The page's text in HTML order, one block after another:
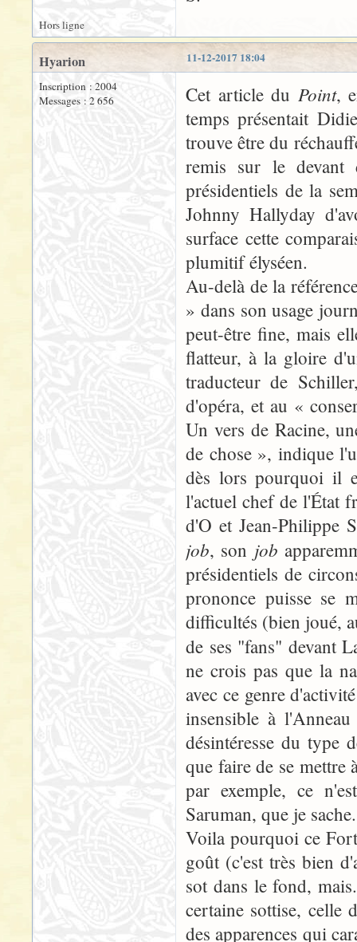
Hors ligne
11-12-2017 18:04
Hyarion
Inscription : 2004
Messages : 2 656
Cet article du Point,
temps présentait
trouve être du
remis sur le devant
présidentiels de la
Johnny Hallyday
surface cette
plumitif élyséen.
Au-delà de la
» dans son usage
peut-être fine, mais
flatteur, à la gloire
traducteur de
d'opéra, et au «
Un vers de Racine,
de chose », indique
dès lors pourquoi il
l'actuel chef de l'État
d'O et Jean-Philippe
job, son job
présidentiels de
prononce puisse se
difficultés (bien joué,
de ses "fans" devant
ne crois pas que la
avec ce genre
insensible à
désintéresse du type
que faire de se mettre
par exemple, ce
Saruman, que je
Voila pourquoi ce
goût (c'est très bien
sot dans le fond,
certaine sottise, celle
des apparences qui